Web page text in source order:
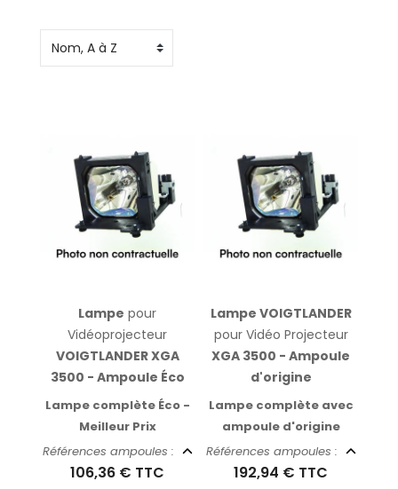
Lampe pour
Vidéoprojecteur
VOIGTLANDER XGA
3500 - Ampoule Éco
Lampe complète Éco -
Meilleur Prix
Références ampoules :
106,36 € TTC
Lampe VOIGTLANDER
pour Vidéo Projecteur
XGA 3500 - Ampoule
d'origine
Lampe complète avec
ampoule d'origine
Références ampoules :
192,94 € TTC